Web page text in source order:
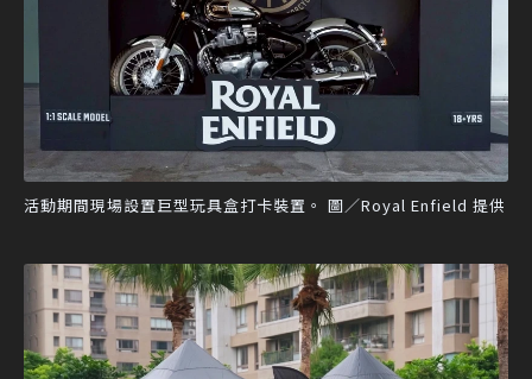
活動期間現場設置巨型玩具盒打卡裝置。 圖／Royal Enfield 提供